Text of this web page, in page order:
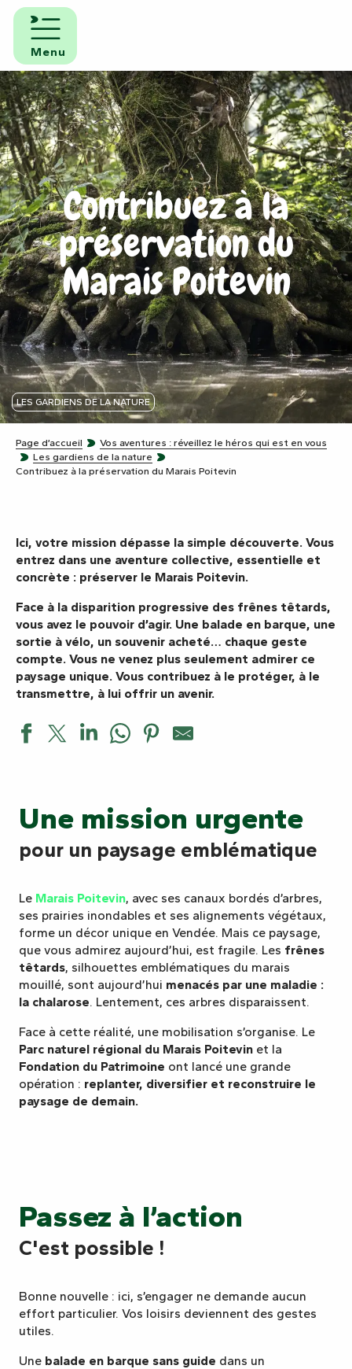
Aller
contenu
principal
Menu
Contribuez à la
préservation du
Marais Poitevin
LES GARDIENS DE LA NATURE
Page d’accueil
Vos aventures : réveillez le héros qui est en vous
Les gardiens de la nature
Contribuez à la préservation du Marais Poitevin
Ici, votre mission dépasse la simple découverte. Vous
entrez dans une aventure collective, essentielle et
concrète : préserver le Marais Poitevin.
Face à la disparition progressive des frênes têtards,
vous avez le pouvoir d’agir. Une balade en barque, une
sortie à vélo, un souvenir acheté… chaque geste
compte. Vous ne venez plus seulement admirer ce
paysage unique. Vous contribuez à le protéger, à le
transmettre, à lui offrir un avenir.
Une mission urgente
pour un paysage emblématique
Le Marais Poitevin, avec ses canaux bordés d’arbres,
ses prairies inondables et ses alignements végétaux,
forme un décor unique en Vendée. Mais ce paysage,
que vous admirez aujourd’hui, est fragile. Les frênes
têtards, silhouettes emblématiques du marais
mouillé, sont aujourd’hui menacés par une maladie :
la chalarose. Lentement, ces arbres disparaissent.
Face à cette réalité, une mobilisation s’organise. Le
Parc naturel régional du Marais Poitevin et la
Fondation du Patrimoine ont lancé une grande
opération : replanter, diversifier et reconstruire le
paysage de demain.
Passez à l’action
C'est possible !
Bonne nouvelle : ici, s’engager ne demande aucun
effort particulier. Vos loisirs deviennent des gestes
utiles.
Une balade en barque sans guide dans un